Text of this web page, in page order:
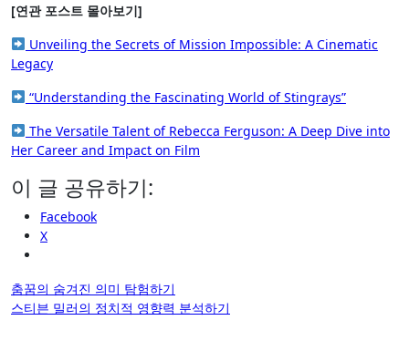
[연관 포스트 몰아보기]
Unveiling the Secrets of Mission Impossible: A Cinematic
Legacy
“Understanding the Fascinating World of Stingrays”
The Versatile Talent of Rebecca Ferguson: A Deep Dive into
Her Career and Impact on Film
이 글 공유하기:
Facebook
X
글
탐
춤꿈의 숨겨진 의미 탐험하기
스티븐 밀러의 정치적 영향력 분석하기